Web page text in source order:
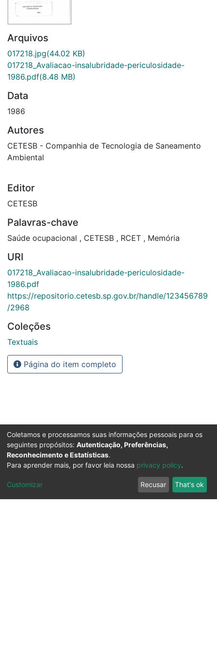
Arquivos
017218.jpg(44.02 KB)
017218_Avaliacao-insalubridade-periculosidade-
1986.pdf(8.48 MB)
Data
1986
Autores
CETESB - Companhia de Tecnologia de Saneamento
Ambiental
Editor
CETESB
Palavras-chave
Saúde ocupacional , CETESB , RCET , Memória
URI
017218_Avaliacao-insalubridade-periculosidade-
1986.pdf
https://repositorio.cetesb.sp.gov.br/handle/123456789
/2968
Coleções
Textuais
Página do item completo
Coletamos e processamos suas informações pessoais para os
seguintes propósitos: Autenticação, Preferências,
Reconhecimento e Estatísticas.
Para aprender mais, por favor leia nossa privacy policy.
Customizar Recusar That's ok